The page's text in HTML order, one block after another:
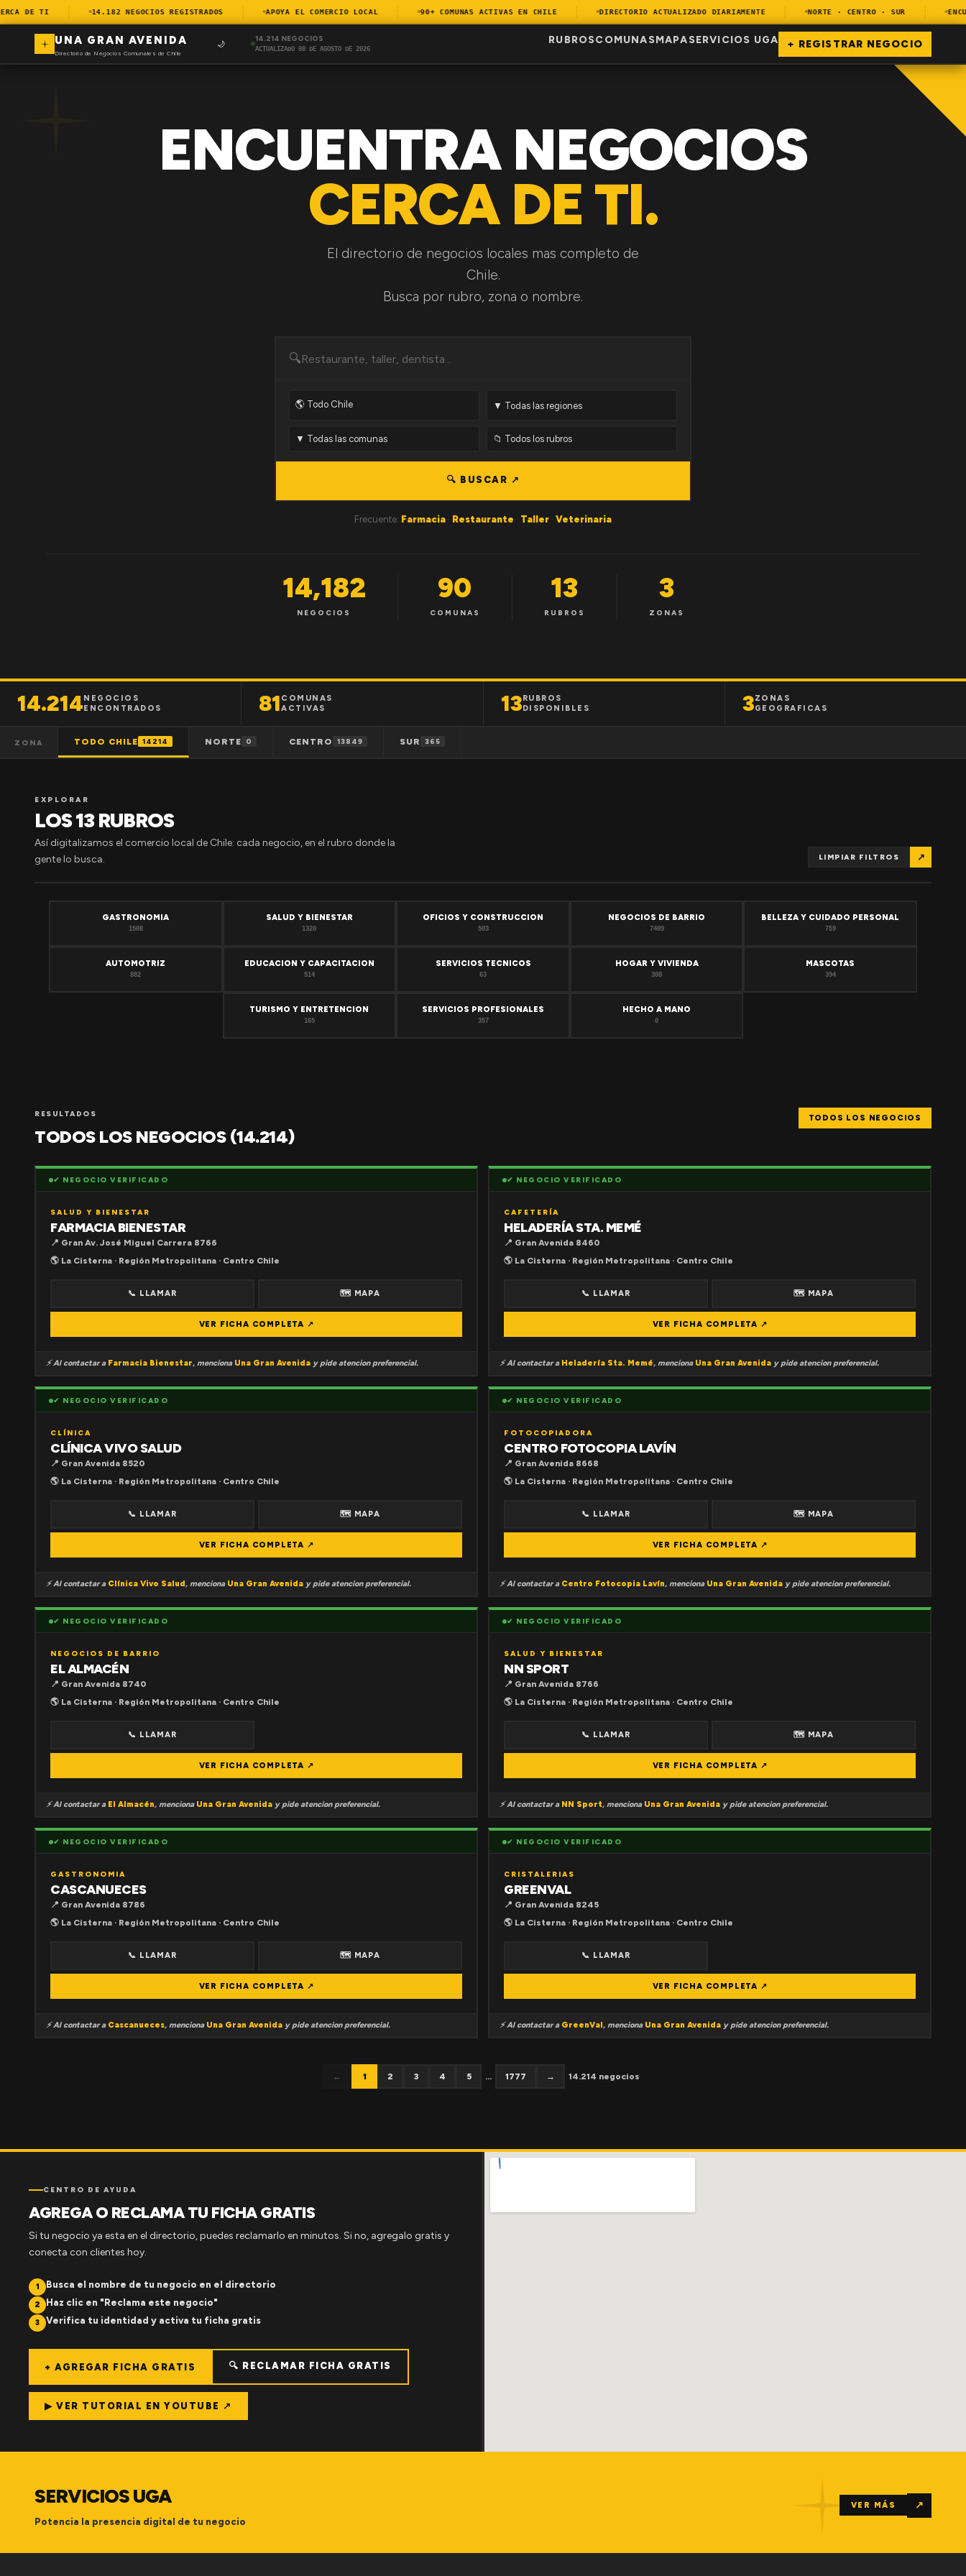
DE TI 14.182 NEGOCIOS REGISTRADOS APOYA EL COMERCIO LOCAL 90+ COMUNAS ACTIVAS EN CHILE DIRECTORIO ACTUALIZADO DIARIAMENTE NORTE · CENTRO · SUR
UNA GRAN AVENIDA
Directorio de Negocios Comunales de Chile
🌙
14.214 NEGOCIOS
ACTUALIZADO 08 DE AGOSTO DE 2026
RUBROSCOMUNASMAPASERVICIOS UGA + REGISTRAR NEGOCIO
ENCUENTRA NEGOCIOS
CERCA DE TI.
El directorio de negocios locales mas completo de
Chile.
Busca por rubro, zona o nombre.
🔍
🔍 BUSCAR ↗
Frecuente: Farmacia · Restaurante · Taller · Veterinaria
14,182
NEGOCIOS
90
COMUNAS
13
RUBROS
3
ZONAS
14.214NEGOCIOS
ENCONTRADOS
81COMUNAS
ACTIVAS
13RUBROS
DISPONIBLES
3ZONAS
GEOGRAFICAS
ZONA TODO CHILE 14214 NORTE 0 CENTRO 13849 SUR 365
EXPLORAR
LOS 13 RUBROS
Así digitalizamos el comercio local de Chile: cada negocio, en el rubro donde la
gente lo busca.
LIMPIAR FILTROS ↗
GASTRONOMIA
1508
SALUD Y BIENESTAR
1320
OFICIOS Y CONSTRUCCION
503
NEGOCIOS DE BARRIO
7409
BELLEZA Y CUIDADO PERSONAL
759
AUTOMOTRIZ
882
EDUCACION Y CAPACITACION
514
SERVICIOS TECNICOS
63
HOGAR Y VIVIENDA
308
MASCOTAS
394
TURISMO Y ENTRETENCION
165
SERVICIOS PROFESIONALES
357
HECHO A MANO
0
RESULTADOS
TODOS LOS NEGOCIOS (14.214)
TODOS LOS NEGOCIOS
✔ NEGOCIO VERIFICADO
SALUD Y BIENESTAR
FARMACIA BIENESTAR
📍 Gran Av. José Miguel Carrera 8766
🌎 La Cisterna · Región Metropolitana · Centro Chile
📞 LLAMAR 🗺 MAPA
VER FICHA COMPLETA ↗
⚡ Al contactar a Farmacia Bienestar, menciona Una Gran Avenida y pide atencion preferencial.
✔ NEGOCIO VERIFICADO
CAFETERÍA
HELADERÍA STA. MEMÉ
📍 Gran Avenida 8460
🌎 La Cisterna · Región Metropolitana · Centro Chile
📞 LLAMAR 🗺 MAPA
VER FICHA COMPLETA ↗
⚡ Al contactar a Heladería Sta. Memé, menciona Una Gran Avenida y pide atencion preferencial.
✔ NEGOCIO VERIFICADO
CLÍNICA
CLÍNICA VIVO SALUD
📍 Gran Avenida 8520
🌎 La Cisterna · Región Metropolitana · Centro Chile
📞 LLAMAR 🗺 MAPA
VER FICHA COMPLETA ↗
⚡ Al contactar a Clínica Vivo Salud, menciona Una Gran Avenida y pide atencion preferencial.
✔ NEGOCIO VERIFICADO
FOTOCOPIADORA
CENTRO FOTOCOPIA LAVÍN
📍 Gran Avenida 8668
🌎 La Cisterna · Región Metropolitana · Centro Chile
📞 LLAMAR 🗺 MAPA
VER FICHA COMPLETA ↗
⚡ Al contactar a Centro Fotocopia Lavín, menciona Una Gran Avenida y pide atencion preferencial.
✔ NEGOCIO VERIFICADO
NEGOCIOS DE BARRIO
EL ALMACÉN
📍 Gran Avenida 8740
🌎 La Cisterna · Región Metropolitana · Centro Chile
📞 LLAMAR
VER FICHA COMPLETA ↗
⚡ Al contactar a El Almacén, menciona Una Gran Avenida y pide atencion preferencial.
✔ NEGOCIO VERIFICADO
SALUD Y BIENESTAR
NN SPORT
📍 Gran Avenida 8766
🌎 La Cisterna · Región Metropolitana · Centro Chile
📞 LLAMAR 🗺 MAPA
VER FICHA COMPLETA ↗
⚡ Al contactar a NN Sport, menciona Una Gran Avenida y pide atencion preferencial.
✔ NEGOCIO VERIFICADO
GASTRONOMIA
CASCANUECES
📍 Gran Avenida 8786
🌎 La Cisterna · Región Metropolitana · Centro Chile
📞 LLAMAR 🗺 MAPA
VER FICHA COMPLETA ↗
⚡ Al contactar a Cascanueces, menciona Una Gran Avenida y pide atencion preferencial.
✔ NEGOCIO VERIFICADO
CRISTALERIAS
GREENVAL
📍 Gran Avenida 8245
🌎 La Cisterna · Región Metropolitana · Centro Chile
📞 LLAMAR
VER FICHA COMPLETA ↗
⚡ Al contactar a GreenVal, menciona Una Gran Avenida y pide atencion preferencial.
← 1 2 3 4 5 ... 1777 → 14.214 negocios
CENTRO DE AYUDA
AGREGA O RECLAMA TU FICHA GRATIS
Si tu negocio ya esta en el directorio, puedes reclamarlo en minutos. Si no, agregalo gratis y
conecta con clientes hoy.
1 Busca el nombre de tu negocio en el directorio
2 Haz clic en "Reclama este negocio"
3 Verifica tu identidad y activa tu ficha gratis
+ AGREGAR FICHA GRATIS 🔍 RECLAMAR FICHA GRATIS
▶ VER TUTORIAL EN YOUTUBE ↗
SERVICIOS UGA
Potencia la presencia digital de tu negocio
VER MÁS ↗